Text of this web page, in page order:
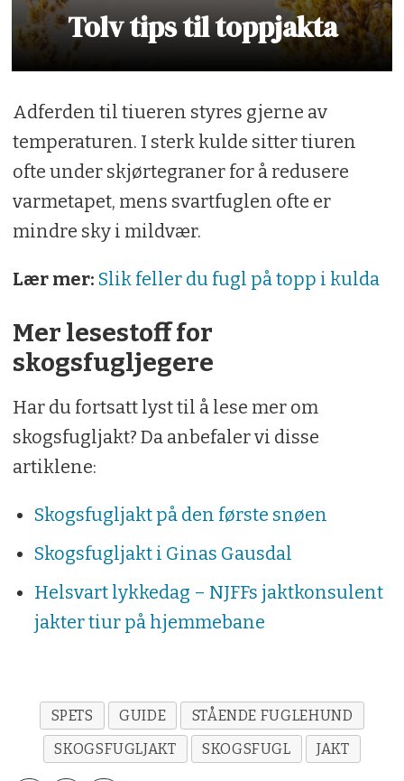
Tolv tips til toppjakta
Adferden til tiueren styres gjerne av
temperaturen. I sterk kulde sitter tiuren
ofte under skjørtegraner for å redusere
varmetapet, mens svartfuglen ofte er
mindre sky i mildvær.
Lær mer: Slik feller du fugl på topp i kulda
Mer lesestoff for
skogsfugljegere
Har du fortsatt lyst til å lese mer om
skogsfugljakt? Da anbefaler vi disse
artiklene:
Skogsfugljakt på den første snøen
Skogsfugljakt i Ginas Gausdal
Helsvart lykkedag – NJFFs jaktkonsulent
jakter tiur på hjemmebane
SPETS GUIDE
STÅENDE FUGLEHUND
SKOGSFUGLJAKT
SKOGSFUGL JAKT